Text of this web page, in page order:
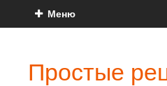
Меню
Простые